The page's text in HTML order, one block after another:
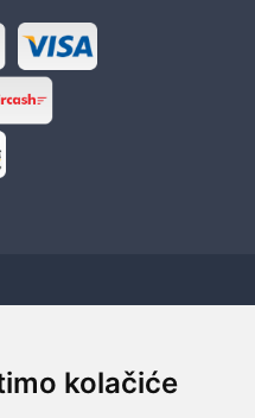
kolačiće